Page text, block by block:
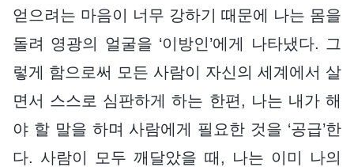
얻으려는 마음이 너무 강하기 때문에 나는 몸을
돌려 영광의 얼굴을 ‘이방인’에게 나타냈다. 그
렇게 함으로써 모든 사람이 자신의 세계에서 살
면서 스스로 심판하게 하는 한편, 나는 내가 해
야 할 말을 하며 사람에게 필요한 것을 ‘공급’한
다. 사람이 모두 깨달았을 때, 나는 이미 나의